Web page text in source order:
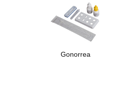
Gonorrea